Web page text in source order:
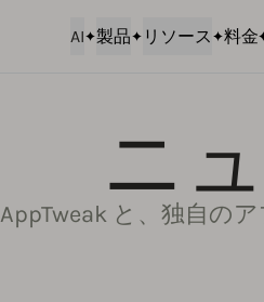
AI 製品 リソース 料金
ニ
AppTweak と、独自の